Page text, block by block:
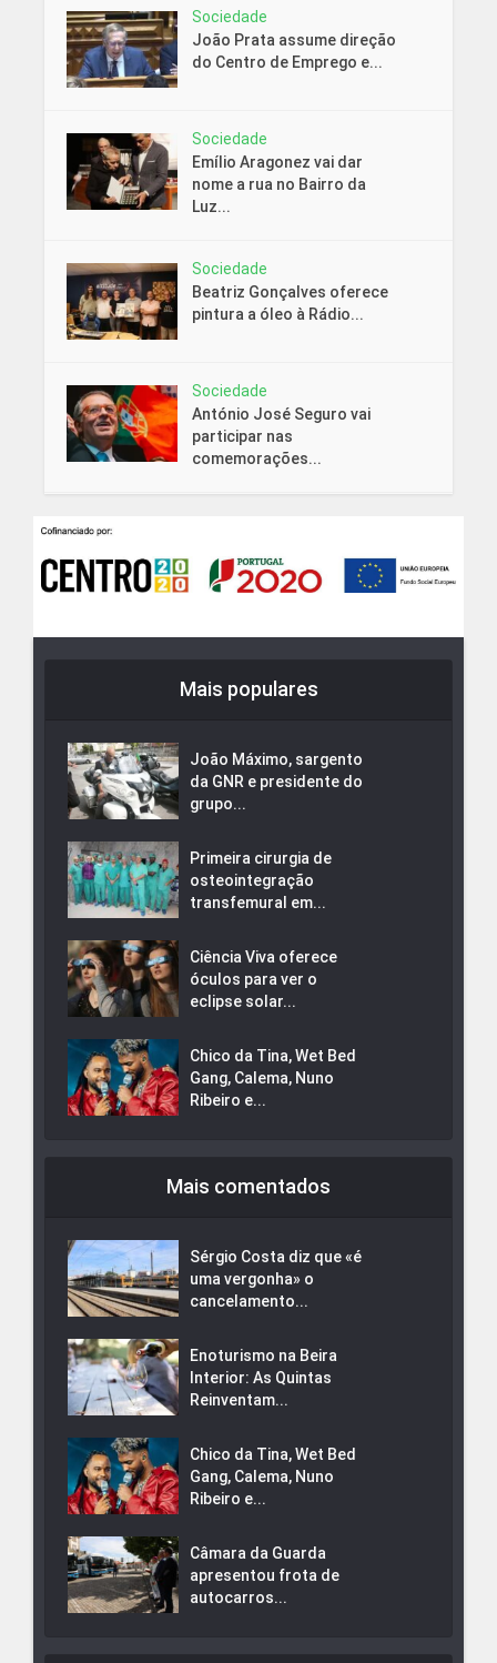
Sociedade
João Prata assume direção
do Centro de Emprego e...
Sociedade
Emílio Aragonez vai dar
nome a rua no Bairro da
Luz...
Sociedade
Beatriz Gonçalves oferece
pintura a óleo à Rádio...
Sociedade
António José Seguro vai
participar nas
comemorações...
Mais populares
João Máximo, sargento
da GNR e presidente do
grupo...
Primeira cirurgia de
osteointegração
transfemural em...
Ciência Viva oferece
óculos para ver o
eclipse solar...
Chico da Tina, Wet Bed
Gang, Calema, Nuno
Ribeiro e...
Mais comentados
Sérgio Costa diz que «é
uma vergonha» o
cancelamento...
Enoturismo na Beira
Interior: As Quintas
Reinventam...
Chico da Tina, Wet Bed
Gang, Calema, Nuno
Ribeiro e...
Câmara da Guarda
apresentou frota de
autocarros...